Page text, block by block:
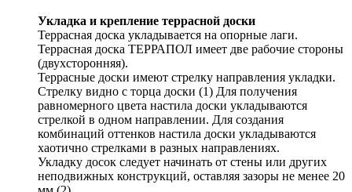
Укладка и крепление террасной доски
Террасная доска укладывается на опорные лаги.
Террасная доска ТЕРРАПОЛ имеет две рабочие стороны
(двухсторонняя).
Террасные доски имеют стрелку направления укладки.
Стрелку видно с торца доски (1) Для получения
равномерного цвета настила доски укладываются
стрелкой в одном направлении. Для создания
комбинаций оттенков настила доски укладываются
хаотично стрелками в разных направлениях.
Укладку досок следует начинать от стены или других
неподвижных конструкций, оставляя зазоры не менее 20